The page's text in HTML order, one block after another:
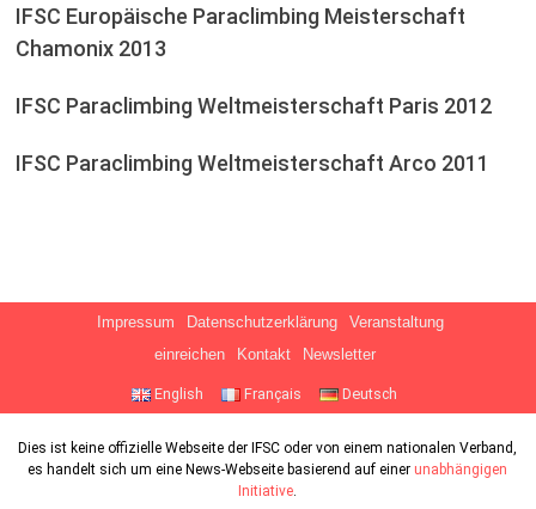
IFSC Europäische Paraclimbing Meisterschaft
Chamonix 2013
IFSC Paraclimbing Weltmeisterschaft Paris 2012
IFSC Paraclimbing Weltmeisterschaft Arco 2011
Impressum Datenschutzerklärung
Veranstaltung
einreichen
Kontakt Newsletter
English Français Deutsch
Dies ist keine offizielle Webseite der IFSC oder von einem nationalen Verband,
es handelt sich um eine News-Webseite basierend auf einer unabhängigen
Initiative.